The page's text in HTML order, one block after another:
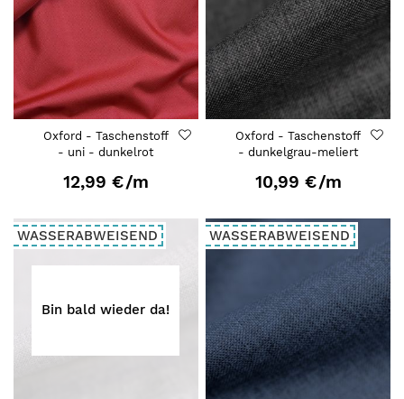
Oxford - Taschenstoff
- uni - dunkelrot
12,99 €/m
Oxford - Taschenstoff
- dunkelgrau-meliert
10,99 €/m
Bin bald wieder da!
WASSERABWEISEND WASSERABWEISEND